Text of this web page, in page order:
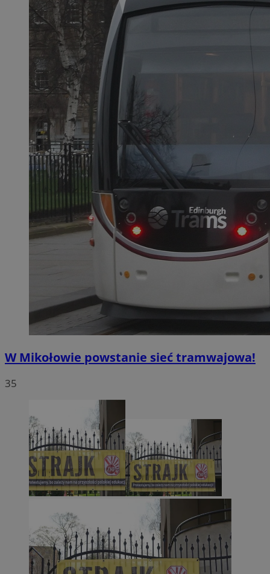
W Mikołowie powstanie sieć tramwajowa!
35